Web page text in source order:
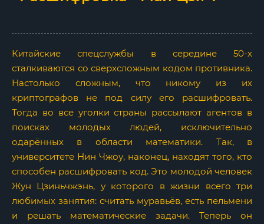
Китайские спецслужбы в середине 50-х
сталкиваются со сверхсложным кодом противника.
Настолько сложным, что никому из их
криптографов не под силу его расшифровать.
Тогда во все уголки страны рассылают агентов в
поисках молодых людей, исключительно
одарённых в области математики. Так, в
университете Нин Чжоу, наконец, находят того, кто
способен расшифровать код. Это молодой человек
Жун Цзиньчжэнь, у которого в жизни всего три
любимых занятия: считать муравьёв, есть пельмени
и решать математические задачи. Теперь он